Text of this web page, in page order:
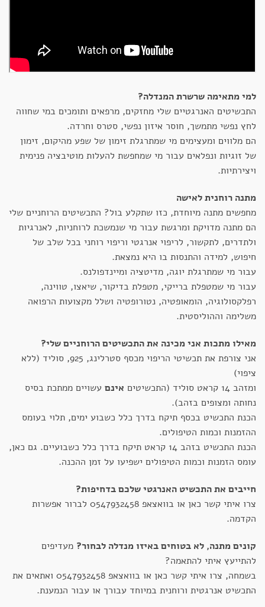
למי מתאימה שרשרת המנדלה?
התכשיטים האנרגטיים שלי מחזקים, מרפאים ותומכים במי שחווה
לחץ נפשי מתמשך, חוסר איזון נפשי, סטרס וחרדה.
הם מלווים ומעצימים מי שמתרגלת זימון של שפע מהיקום, זימון
של זוגיות ונפלאים עבור מי שמחפשת להעלות מוטיבציה פנימית
ויצירתיות.
מתנה רוחנית לאישה
מחפשים מתנה מיוחדת, כזו שתקלע בול? התכשיטים הרוחניים שלי
הם מתנה מדויקת ומרגשת עבור מי שנמשכת לרוחניות, לאנרגיות
ולתדרים, לתקשור, לריפוי אנרגטי וריפוי רוחני בכל שלב של
חיפוש, למידה והתנסות בו היא נמצאת.
עבור מי שמתרגלת יוגה, מדיטציה ומיינדפולנס.
עבור מי שמטפלת ברייקי, מטפלת בדיקור, שיאצו, טווינה,
רפלקסולוגיה, הומאופטיה, נטורופטיה ושלל מקצועות הרפואה
משלימה וההוליסטית.
מאילו מתכות אני מכינה את התכשיטים הרוחניים שלי?
אני צורפת את תכשיטי הריפוי מכסף סטרלינג, 925, סוליד (ללא
ציפוי)
ומזהב 14 קראט סוליד (התכשיטים
אינם עשויים ממתכת בסיס
נחותה ומצופים בזהב).
הכנת התכשיט בכסף תיקח בדרך כלל כשבוע ימים, תלוי בעומס
ההזמנות וכמות הטיפולים.
הכנת התכשיט בזהב 14 קראט תיקח בדרך כלל כשבועיים. גם כאן,
עומס הזמנות וכמות הטיפולים ישפיעו על זמן ההכנה.
חייבים את התכשיט האנרגטי שלכם בדחיפות?
צרו איתי קשר כאן או בוואצאפ 0547932458 לברור אפשרות
הקדמה.
קונים מתנה, לא בטוחים באיזו מנדלה לבחור? מעדיפים
להתייעץ איתי להתאמה?
בשמחה, צרו איתי קשר כאן או בוואצאפ 0547932458 ואתאים את
התכשיט אנרגטית ורוחנית במיוחד עבורך או עבור הנמענת.